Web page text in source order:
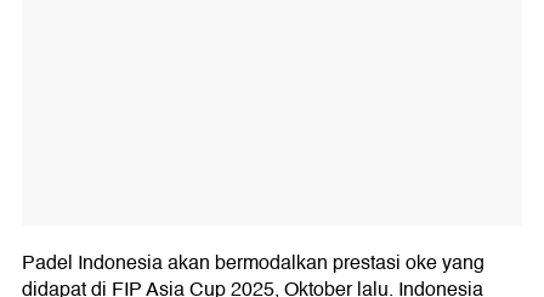
Padel Indonesia akan bermodalkan prestasi oke yang
didapat di FIP Asia Cup 2025, Oktober lalu. Indonesia